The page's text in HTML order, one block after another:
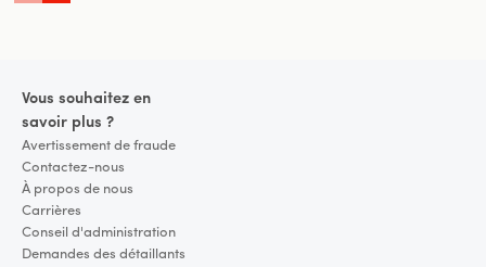
Pied de page
Vous souhaitez en
savoir plus ?
Avertissement de fraude
Contactez-nous
À propos de nous
Carrières
Conseil d'administration
Demandes des détaillants